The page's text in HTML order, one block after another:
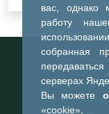
вас, однако
работу
собранная
серверах
Вы можете
«cookie»,
При